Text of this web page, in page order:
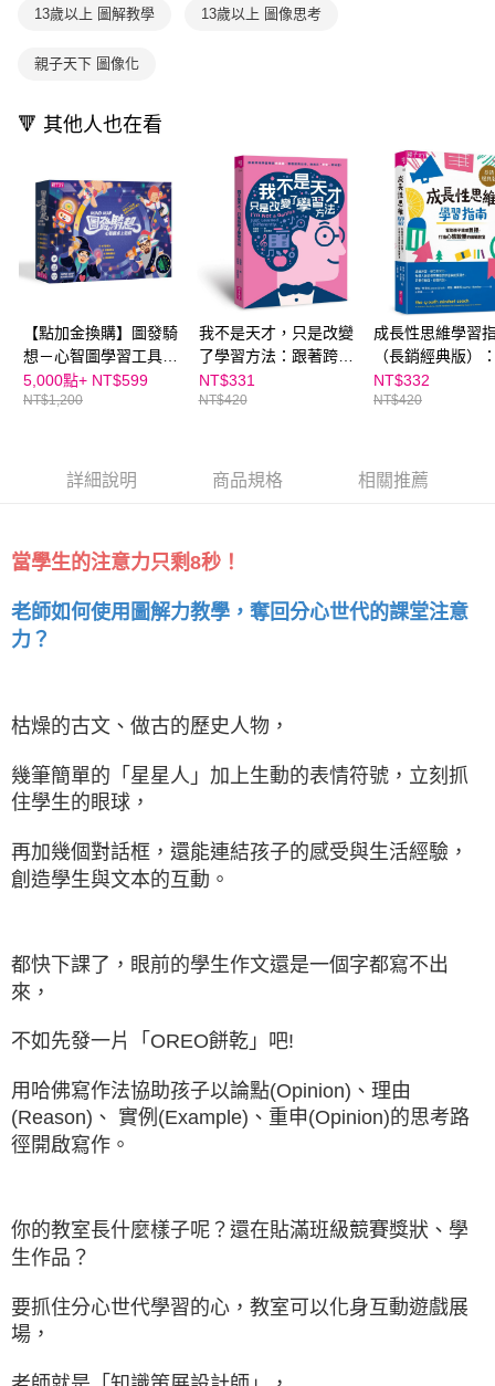
3.完整用戶服務條款，請詳閱以下連結： https://oppay.tw/userRule
１．透過由恩沛科技股份有限公司提供之「AFTEE先享後付」服務完成之交
２．關於個人資料處理事宜，請瀏覽以下網址：
https://aftee.tw/terms/#terms3
３．未成年的使用者請事先徵得法定代理人或監護人之同意方可使用
「AFTEE先享後付」，若未經同意申辦者引起之損失，本公司不負相關責
任。
４．使用「AFTEE先享後付」時，將依據個別帳號之用戶狀況，依本公司即
時審查核予不同之上限額度；若仍有額度不足之情形，本公司將視審查結果
請求用戶進行身份認證。
５．嚴禁一人註冊多個帳號或使用他人資訊註冊。若發現惡意使用之情形，
恩沛科技股份有限公司將有權停止該用戶之使用額度並採取法律行動。
13歲以上 圖解教學 13歲以上 圖像思考
親子天下 圖像化
🔻 其他人也在看
【點加金換購】圖發騎
想－心智圖學習工具，
贈練習筆記本｜玩中
學，一張圖秒懂知識架
5,000點+ NT$599
NT$1,200
我不是天才，只是改變
了學習方法：跟著跨域
學習專家余道昌，發現
超高效率、能真正「學
NT$331
NT$420
成長性思維學習
（長銷經典版）
孩子達成目標，
態致勝的實戰教
NT$332
NT$420
詳細說明 商品規格 相關推薦
當學生的注意力只剩8秒！
老師如何使用圖解力教學，奪回分心世代的課堂注意
力？
枯燥的古文、做古的歷史人物，
幾筆簡單的「星星人」加上生動的表情符號，立刻抓
住學生的眼球，
再加幾個對話框，還能連結孩子的感受與生活經驗，
創造學生與文本的互動。
都快下課了，眼前的學生作文還是一個字都寫不出
來，
不如先發一片「OREO餅乾」吧!
用哈佛寫作法協助孩子以論點(Opinion)、理由
(Reason)、 實例(Example)、重申(Opinion)的思考路
徑開啟寫作。
你的教室長什麼樣子呢？還在貼滿班級競賽獎狀、學
生作品？
要抓住分心世代學習的心，教室可以化身互動遊戲展
場，